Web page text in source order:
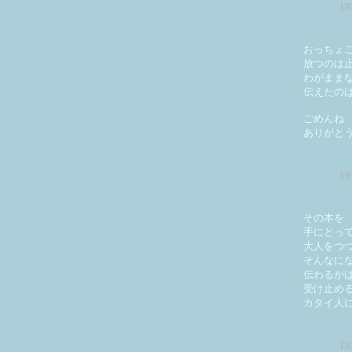
おっちょ
放つのは
わがまま
伝えたの
ごめんね
ありがと
その本を
手にとっ
大人をつ
そんなに
伝わるか
受け止め
カタイ人